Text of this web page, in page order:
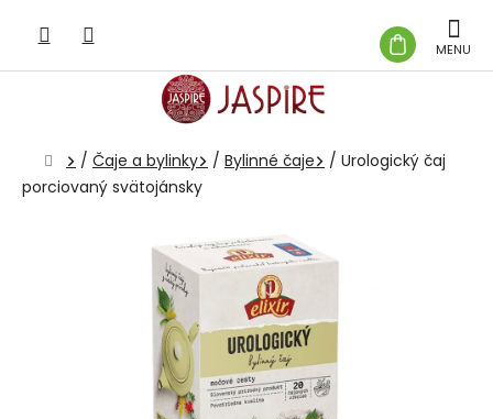
obsah
KOŠÍK
Domov
/ Čaje a bylinky / Bylinné čaje / Urologický čaj
porciovaný svätojánsky